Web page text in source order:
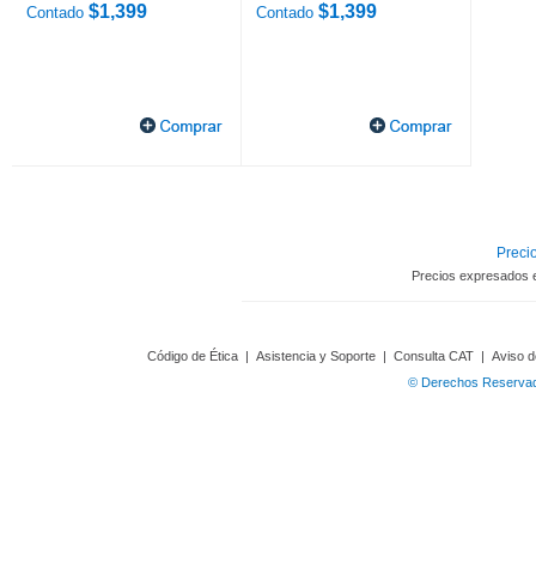
Contado $1,399 Contado $1,399
Precios expresados
Código de Ética | Asistencia y Soporte | Consulta CAT | Aviso
© Derechos